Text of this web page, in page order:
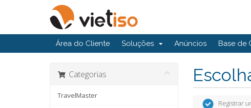
Área do Cliente Soluções Anúncios Base de
Categorias
TravelMaster
Registrar